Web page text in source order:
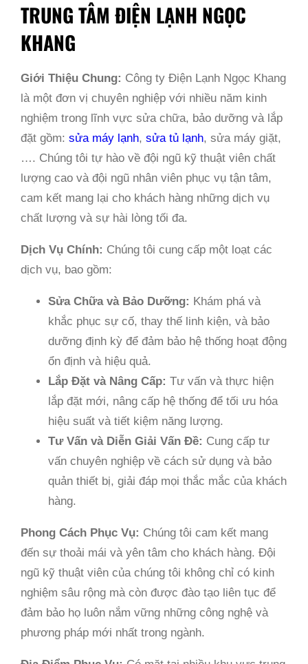
TRUNG TÂM ĐIỆN LẠNH NGỌC
KHANG
Giới Thiệu Chung: Công ty Điện Lạnh Ngọc Khang
là một đơn vị chuyên nghiệp với nhiều năm kinh
nghiệm trong lĩnh vực sửa chữa, bảo dưỡng và lắp
đặt gồm: sửa máy lạnh, sửa tủ lạnh, sửa máy giặt,
…. Chúng tôi tự hào về đội ngũ kỹ thuật viên chất
lượng cao và đội ngũ nhân viên phục vụ tận tâm,
cam kết mang lại cho khách hàng những dịch vụ
chất lượng và sự hài lòng tối đa.
Dịch Vụ Chính: Chúng tôi cung cấp một loạt các
dịch vụ, bao gồm:
Sửa Chữa và Bảo Dưỡng: Khám phá và
khắc phục sự cố, thay thế linh kiện, và bảo
dưỡng định kỳ để đảm bảo hệ thống hoạt động
ổn định và hiệu quả.
Lắp Đặt và Nâng Cấp: Tư vấn và thực hiện
lắp đặt mới, nâng cấp hệ thống để tối ưu hóa
hiệu suất và tiết kiệm năng lượng.
Tư Vấn và Diễn Giải Vấn Đề: Cung cấp tư
vấn chuyên nghiệp về cách sử dụng và bảo
quản thiết bị, giải đáp mọi thắc mắc của khách
hàng.
Phong Cách Phục Vụ: Chúng tôi cam kết mang
đến sự thoải mái và yên tâm cho khách hàng. Đội
ngũ kỹ thuật viên của chúng tôi không chỉ có kinh
nghiệm sâu rộng mà còn được đào tạo liên tục để
đảm bảo họ luôn nắm vững những công nghệ và
phương pháp mới nhất trong ngành.